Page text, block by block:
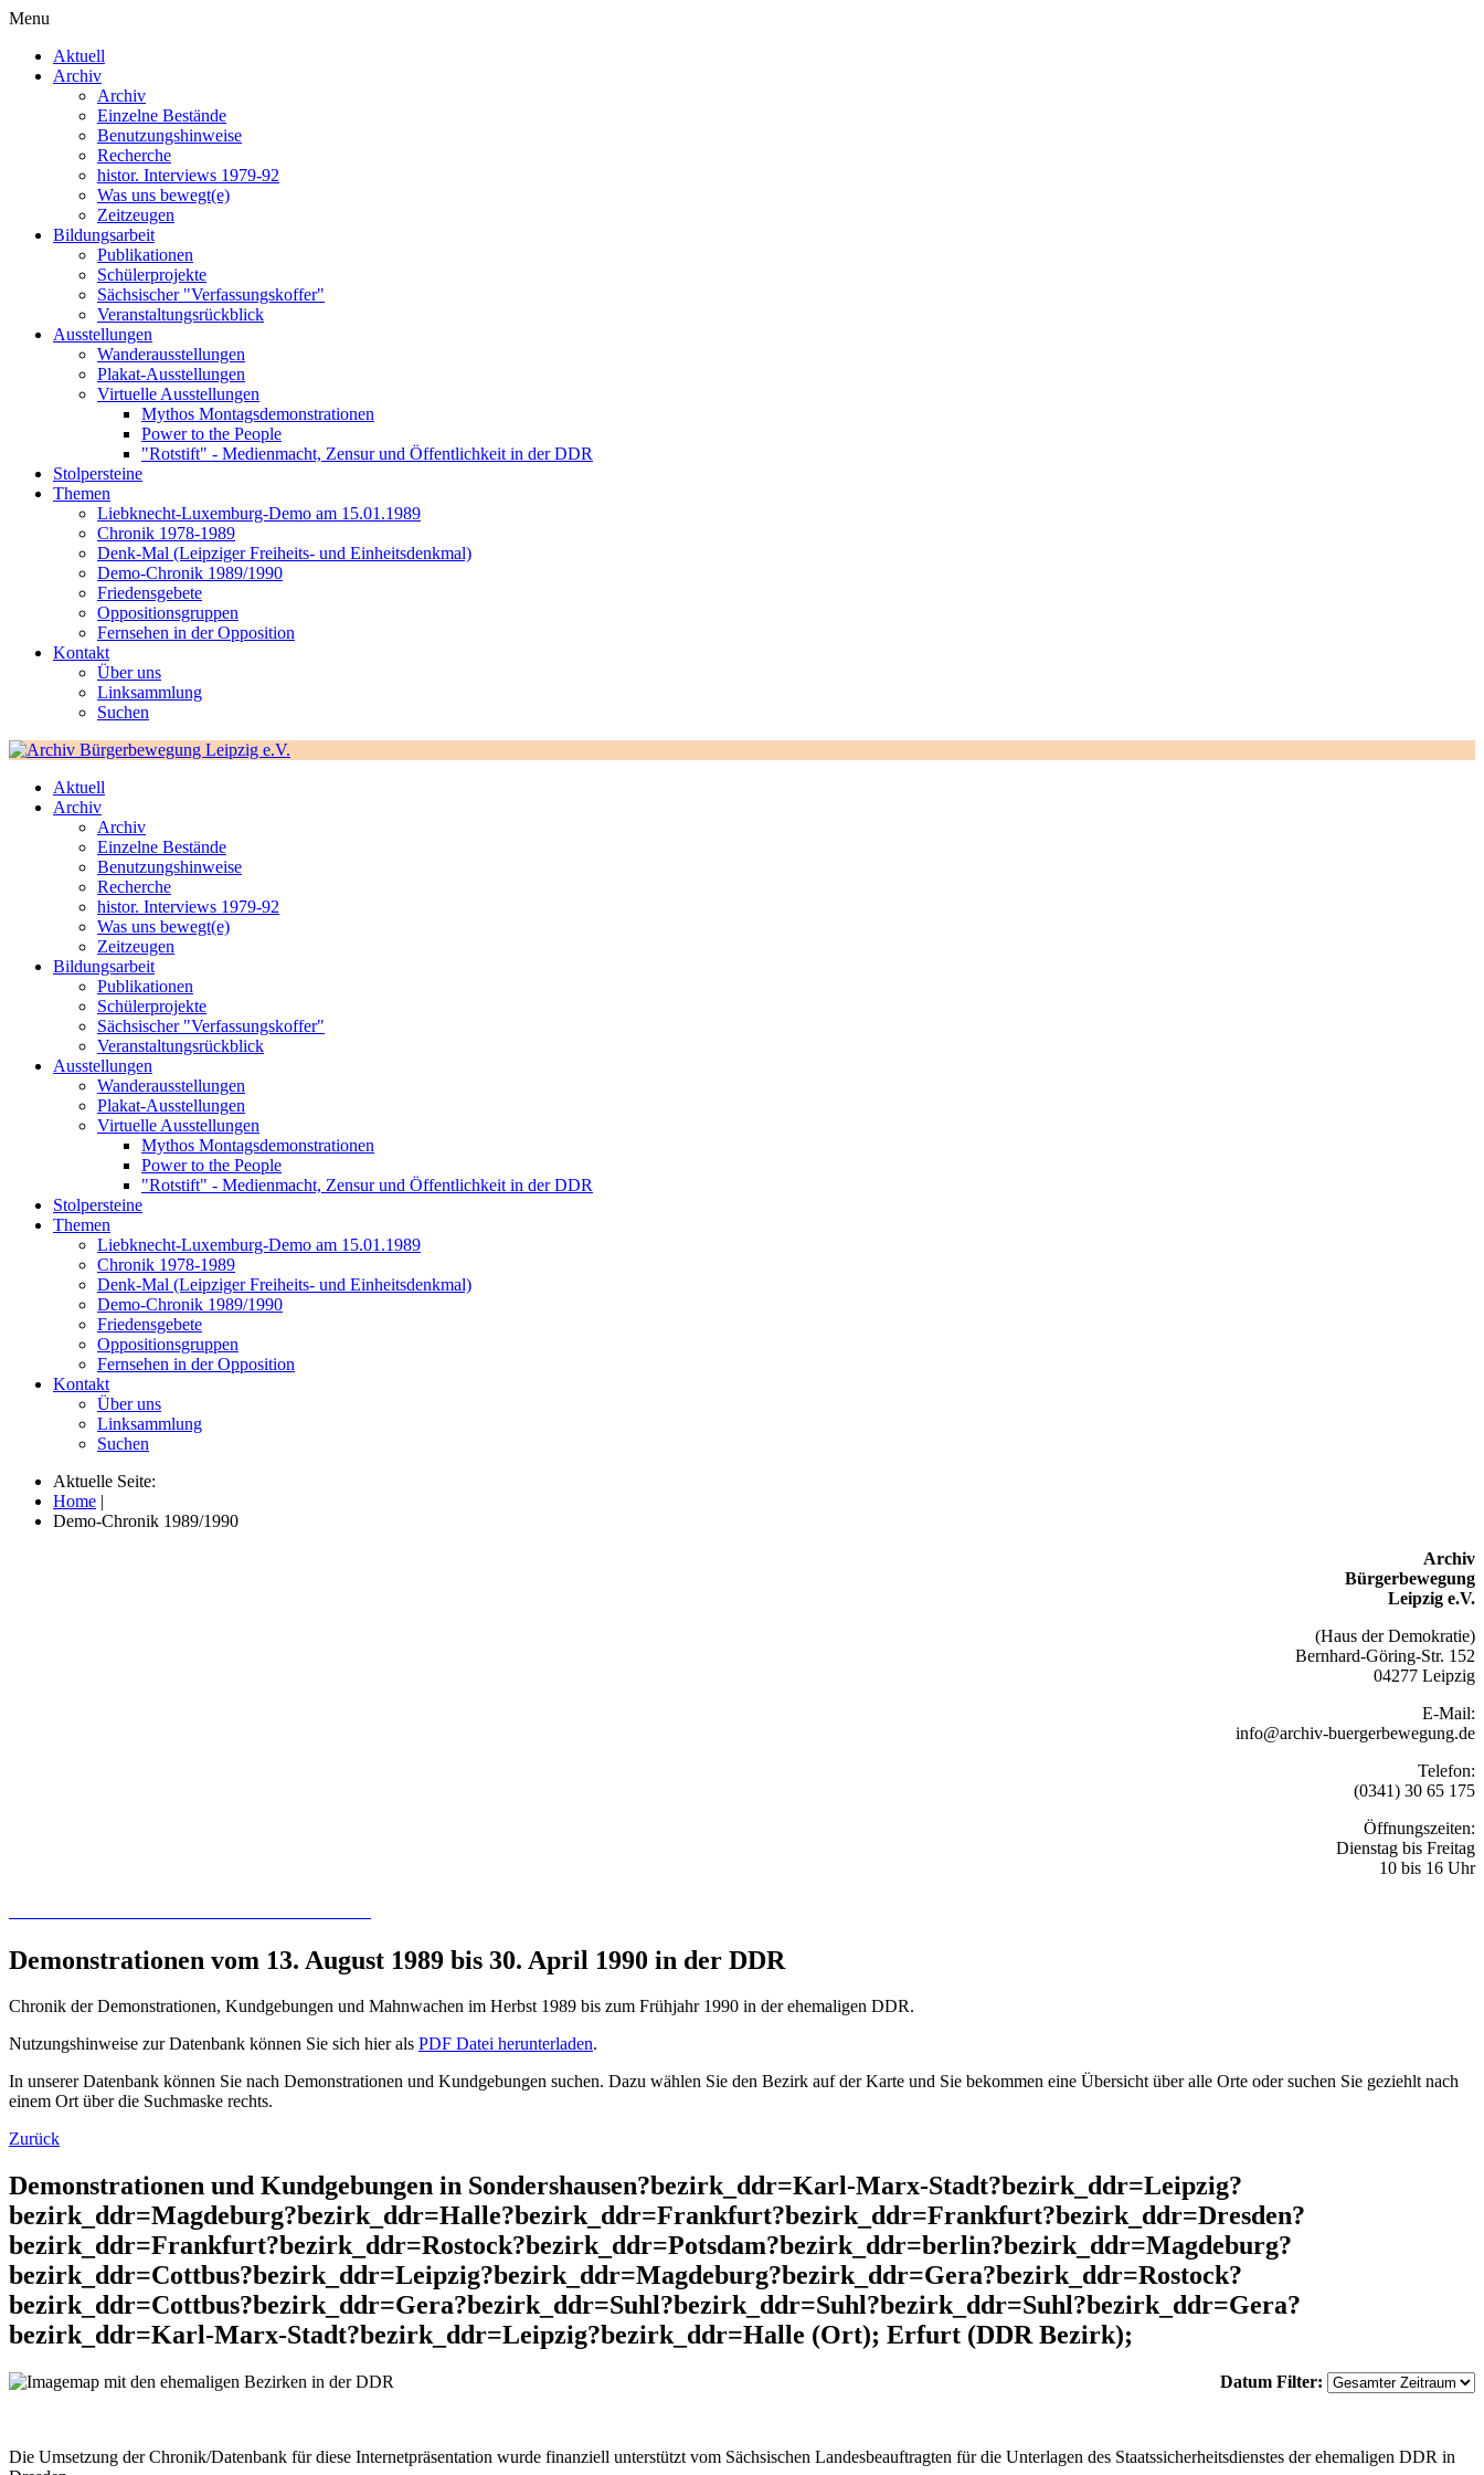
Menu
Aktuell
Archiv
Archiv
Einzelne Bestände
Benutzungshinweise
Recherche
histor. Interviews 1979-92
Was uns bewegt(e)
Zeitzeugen
Bildungsarbeit
Publikationen
Schülerprojekte
Sächsischer "Verfassungskoffer"
Veranstaltungsrückblick
Ausstellungen
Wanderausstellungen
Plakat-Ausstellungen
Virtuelle Ausstellungen
Mythos Montagsdemonstrationen
Power to the People
"Rotstift" - Medienmacht, Zensur und Öffentlichkeit in der DDR
Stolpersteine
Themen
Liebknecht-Luxemburg-Demo am 15.01.1989
Chronik 1978-1989
Denk-Mal (Leipziger Freiheits- und Einheitsdenkmal)
Demo-Chronik 1989/1990
Friedensgebete
Oppositionsgruppen
Fernsehen in der Opposition
Kontakt
Über uns
Linksammlung
Suchen
Aktuell
Archiv
Archiv
Einzelne Bestände
Benutzungshinweise
Recherche
histor. Interviews 1979-92
Was uns bewegt(e)
Zeitzeugen
Bildungsarbeit
Publikationen
Schülerprojekte
Sächsischer "Verfassungskoffer"
Veranstaltungsrückblick
Ausstellungen
Wanderausstellungen
Plakat-Ausstellungen
Virtuelle Ausstellungen
Mythos Montagsdemonstrationen
Power to the People
"Rotstift" - Medienmacht, Zensur und Öffentlichkeit in der DDR
Stolpersteine
Themen
Liebknecht-Luxemburg-Demo am 15.01.1989
Chronik 1978-1989
Denk-Mal (Leipziger Freiheits- und Einheitsdenkmal)
Demo-Chronik 1989/1990
Friedensgebete
Oppositionsgruppen
Fernsehen in der Opposition
Kontakt
Über uns
Linksammlung
Suchen
Aktuelle Seite:
Home |
Demo-Chronik 1989/1990
Archiv
Bürgerbewegung
Leipzig e.V.
(Haus der Demokratie)
Bernhard-Göring-Str. 152
04277 Leipzig
E-Mail:
info@archiv-buergerbewegung.de
Telefon:
(0341) 30 65 175
Öffnungszeiten:
Dienstag bis Freitag
10 bis 16 Uhr
Demonstrationen vom 13. August 1989 bis 30. April 1990 in der DDR
Chronik der Demonstrationen, Kundgebungen und Mahnwachen im Herbst 1989 bis zum Frühjahr 1990 in der ehemaligen DDR.
Nutzungshinweise zur Datenbank können Sie sich hier als PDF Datei herunterladen.
In unserer Datenbank können Sie nach Demonstrationen und Kundgebungen suchen. Dazu wählen Sie den Bezirk auf der Karte und Sie bekommen eine Übersicht über alle Orte oder suchen Sie geziehlt nach
einem Ort über die Suchmaske rechts.
Zurück
Demonstrationen und Kundgebungen in Sondershausen?bezirk_ddr=Karl-Marx-Stadt?bezirk_ddr=Leipzig?
bezirk_ddr=Magdeburg?bezirk_ddr=Halle?bezirk_ddr=Frankfurt?bezirk_ddr=Frankfurt?bezirk_ddr=Dresden?
bezirk_ddr=Frankfurt?bezirk_ddr=Rostock?bezirk_ddr=Potsdam?bezirk_ddr=berlin?bezirk_ddr=Magdeburg?
bezirk_ddr=Cottbus?bezirk_ddr=Leipzig?bezirk_ddr=Magdeburg?bezirk_ddr=Gera?bezirk_ddr=Rostock?
bezirk_ddr=Cottbus?bezirk_ddr=Gera?bezirk_ddr=Suhl?bezirk_ddr=Suhl?bezirk_ddr=Suhl?bezirk_ddr=Gera?
bezirk_ddr=Karl-Marx-Stadt?bezirk_ddr=Leipzig?bezirk_ddr=Halle (Ort); Erfurt (DDR Bezirk);
Datum Filter:
Die Umsetzung der Chronik/Datenbank für diese Internetpräsentation wurde finanziell unterstützt vom Sächsischen Landesbeauftragten für die Unterlagen des Staatssicherheitsdienstes der ehemaligen DDR in